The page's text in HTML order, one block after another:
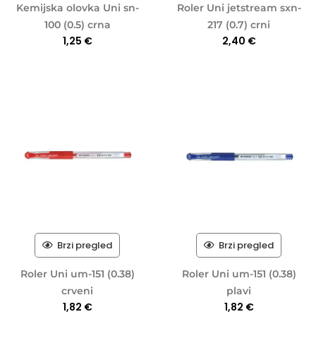
Kemijska olovka Uni sn-
100 (0.5) crna
1,25 €
Roler Uni jetstream sxn-
217 (0.7) crni
2,40 €
Brzi pregled
Roler Uni um-151 (0.38)
crveni
1,82 €
Brzi pregled
Roler Uni um-151 (0.38)
plavi
1,82 €